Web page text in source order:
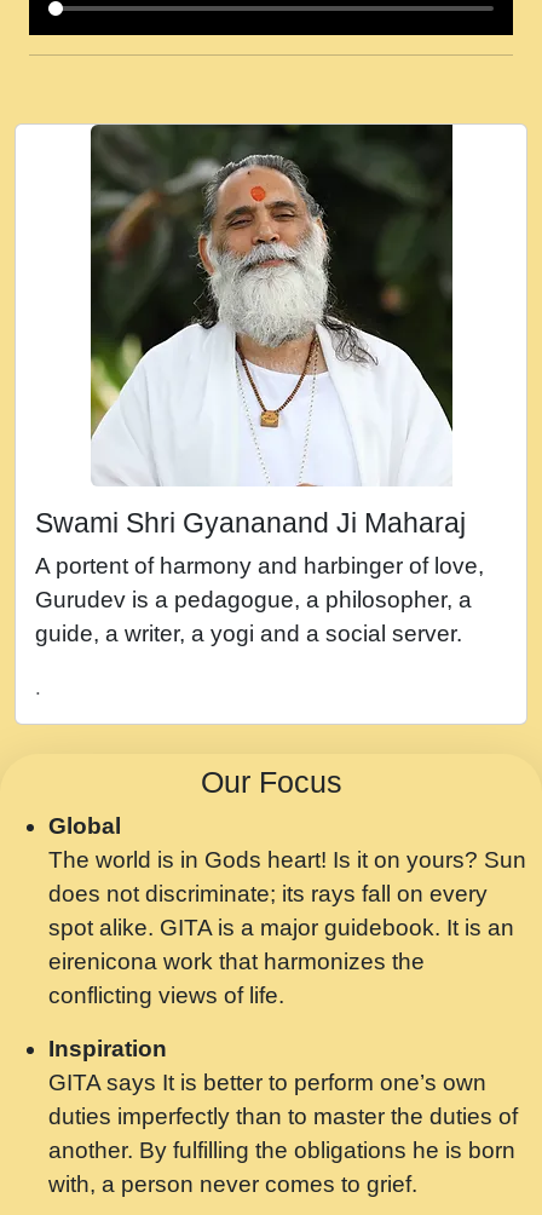
कई पकड क मर हथ र मह वदवन पहच दय! मह जन
Ki - Krishna Bhajan - New Bhajan 2020
#Ishwar Bhakti.mp3
जब से गीता ज्ञान पाया मैं बड़ी मस्ती में हूँ । 2018 -
Rishikesh - Ratan Ji Rasik.mp3
तन हल दल द सनव मड उतत सर रख क, नल रव त
गल लग जव त सर उतत हथ रख द!.mp3
तू कर प्रीतम से प्रीत, यूहीं दिन बीतते जाते हैं ।
2018 - Rishikesh - Swami Gyananand Ji
Maharaj.mp3
न म गवद गपल गद फर, पयर महन न रझद फर! shri
नह भरस रह लडडल... अपन खट करम क !!!! मह दद
सहर चरण क .....mp3
बगड नसब कसन सवर तर बगर Shri ravinandan
shastri ji maharaj.mp3
Chahe Ram Ho Chahe Shyam Ho.mp3
मझ अपन जवन बनन न आय, रठ हर क मनन न आय
Shri ravinandan shastri ji maharaj.mp3
मन अशांत मंत्र जाप - गीता प्रेरणा -Swami
Gyananand Ji Maharaj.mp3
मन बध लय परम वल कगन Special Shyam
Saawariya.mp3
मर गनय न अपरध लडडल शर रध.... Shri
ravinandan shastri ji maharaj.mp3
मेरे मन हरी का ध्यान लगा - भजन भाव - 2018 -
Rishikesh - Swami Gyananand Ji
Swami Shri Gyananand Ji Maharaj
A portent of harmony and harbinger of love,
Gurudev is a pedagogue, a philosopher, a
guide, a writer, a yogi and a social server.
.
Our Focus
Global
The world is in Gods heart! Is it on yours? Sun
does not discriminate; its rays fall on every
spot alike. GITA is a major guidebook. It is an
eirenicona work that harmonizes the
conflicting views of life.
Inspiration
GITA says It is better to perform one’s own
duties imperfectly than to master the duties of
another. By fulfilling the obligations he is born
with, a person never comes to grief.